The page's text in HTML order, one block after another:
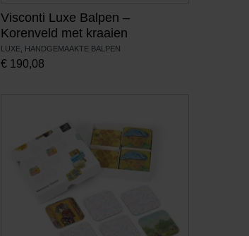
Visconti Luxe Balpen –
Korenveld met kraaien
LUXE, HANDGEMAAKTE BALPEN
€ 190,08